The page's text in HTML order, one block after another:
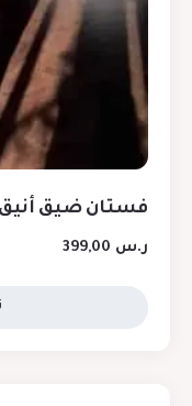
فستان ضيق أنيق
ر.س